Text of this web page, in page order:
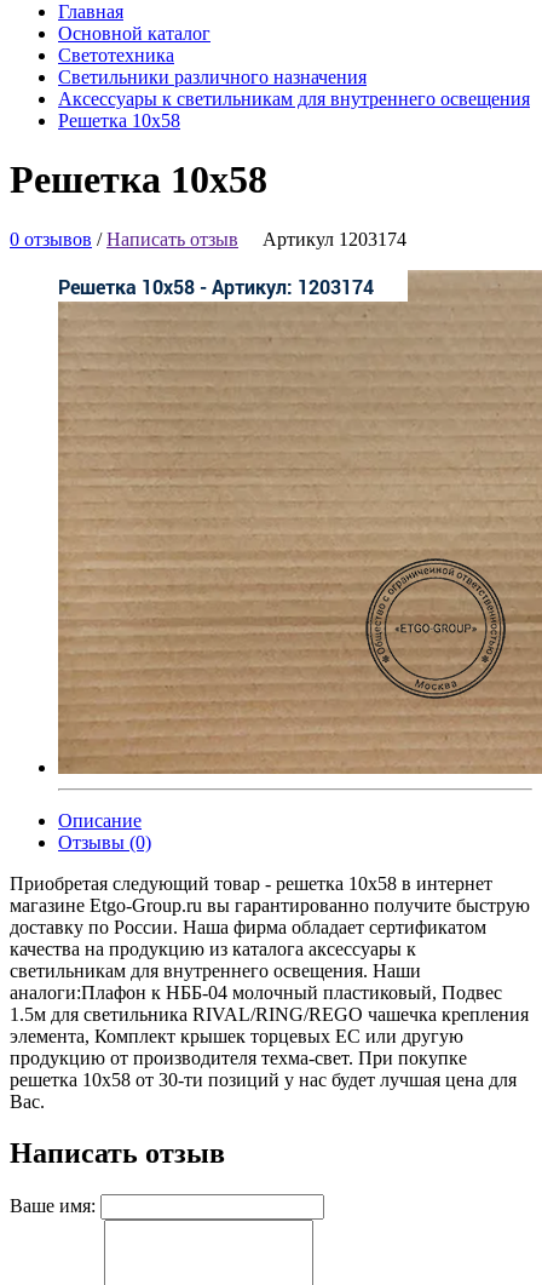
Главная
Основной каталог
Светотехника
Светильники различного назначения
Аксессуары к светильникам для внутреннего освещения
Решетка 10х58
Решетка 10х58
0 отзывов /Написать отзыв Артикул 1203174
Описание
Отзывы (0)
Приобретая следующий товар - решетка 10х58 в интернет
магазине Etgo-Group.ru вы гарантированно получите быструю
доставку по России. Наша фирма обладает сертификатом
качества на продукцию из каталога аксессуары к
светильникам для внутреннего освещения. Наши
аналоги:Плафон к НББ-04 молочный пластиковый, Подвес
1.5м для светильника RIVAL/RING/REGO чашечка крепления
элемента, Комплект крышек торцевых EC или другую
продукцию от производителя техма-свет. При покупке
решетка 10х58 от 30-ти позиций у нас будет лучшая цена для
Вас.
Написать отзыв
Ваше имя: